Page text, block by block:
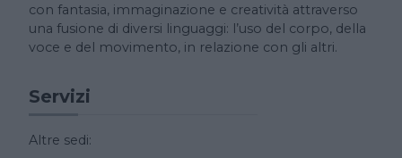
con fantasia, immaginazione e creatività attraverso
una fusione di diversi linguaggi: l’uso del corpo, della
voce e del movimento, in relazione con gli altri.
Servizi
Altre sedi: